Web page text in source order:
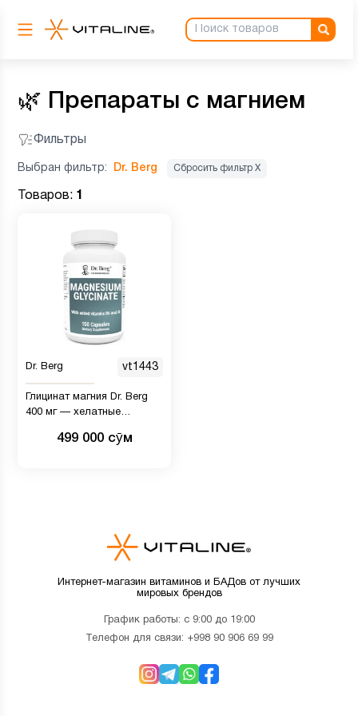
🌿 Препараты с магнием
Фильтры
Выбран фильтр: Dr. Berg Сбросить фильтр Х
Товаров: 1
Dr. Berg vt1443
Глицинат магния Dr. Berg
400 мг — хелатные
против стресса,
499 000 сӯм
Интернет-магазин витаминов и БАДов от лучших
мировых брендов
График работы: с 9:00 до 19:00
Телефон для связи: +998 90 906 69 99